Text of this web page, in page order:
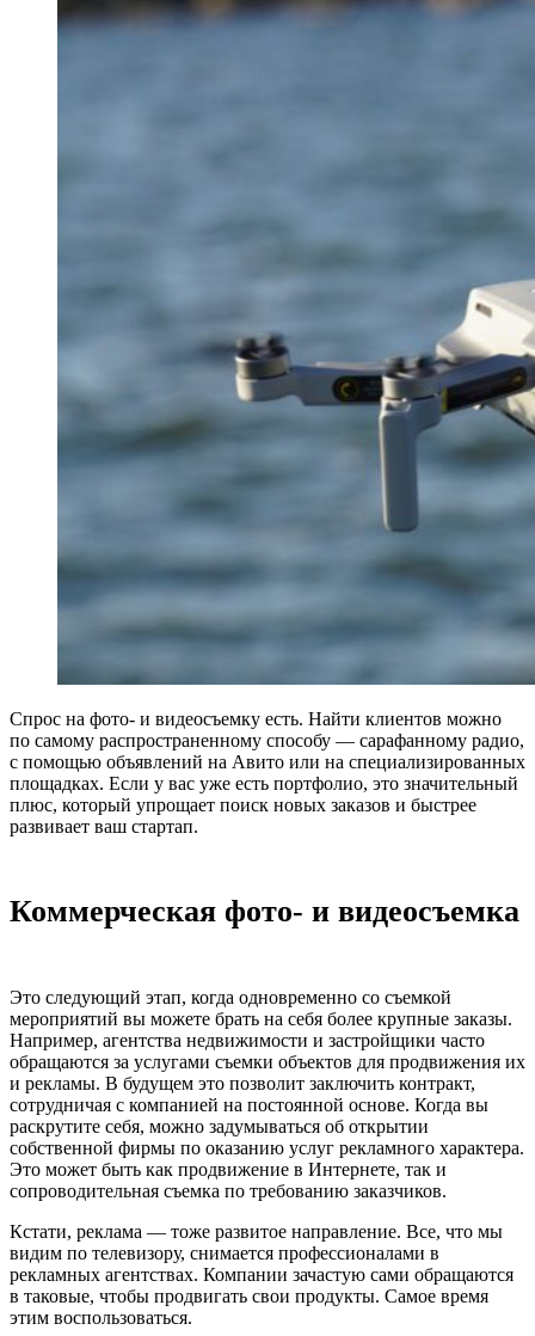
Спрос на фото- и видеосъемку есть. Найти клиентов можно
по самому распространенному способу — сарафанному радио,
с помощью объявлений на Авито или на специализированных
площадках. Если у вас уже есть портфолио, это значительный
плюс, который упрощает поиск новых заказов и быстрее
развивает ваш стартап.
Коммерческая фото- и видеосъемка
Это следующий этап, когда одновременно со съемкой
мероприятий вы можете брать на себя более крупные заказы.
Например, агентства недвижимости и застройщики часто
обращаются за услугами съемки объектов для продвижения их
и рекламы. В будущем это позволит заключить контракт,
сотрудничая с компанией на постоянной основе. Когда вы
раскрутите себя, можно задумываться об открытии
собственной фирмы по оказанию услуг рекламного характера.
Это может быть как продвижение в Интернете, так и
сопроводительная съемка по требованию заказчиков.
Кстати, реклама — тоже развитое направление. Все, что мы
видим по телевизору, снимается профессионалами в
рекламных агентствах. Компании зачастую сами обращаются
в таковые, чтобы продвигать свои продукты. Самое время
этим воспользоваться.